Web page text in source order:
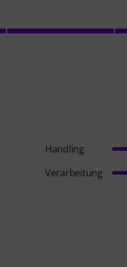
Handling
Verarbeitung